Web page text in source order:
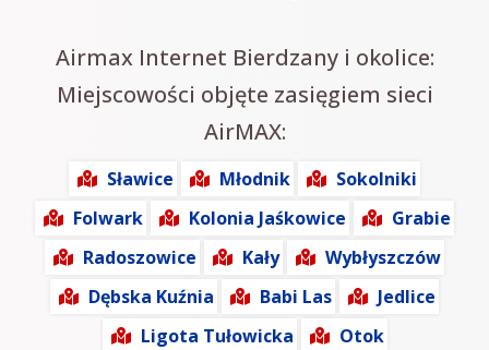
Airmax Internet Bierdzany i okolice:
Miejscowości objęte zasięgiem sieci
AirMAX:
Sławice Młodnik
Sokolniki
Folwark
Kolonia Jaśkowice
Grabie
Radoszowice
Kały
Wybłyszczów
Dębska Kuźnia
Babi Las
Jedlice
Ligota Tułowicka
Otok